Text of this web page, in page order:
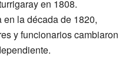
en 1808.
la década de 1820,
y funcionarios cambiaron